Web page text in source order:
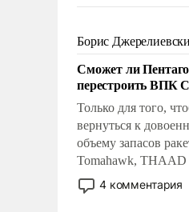
мужественным и
ударами судьбы,
ответственность,
слабым, идти вперед
адаптироваться.
Борис
Сможет ли
перестроить
Только для того,
вернуться к
объему запасов
Tomahawk, THAAD
США потребуется
лет. Даже
4 комментария